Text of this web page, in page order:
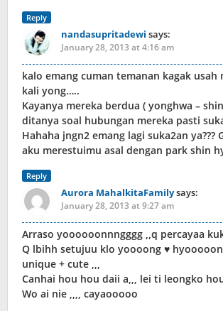
Reply
nandasupritadewi says:
January 28, 2013 at 4:16 am
kalo emang cuman temanan kagak usah
kali yong…..
Kayanya mereka berdua ( yonghwa –
ditanya soal hubungan mereka pasti
Hahaha jngn2 emang lagi suka2an ya???
aku merestuimu asal dengan park shin
Reply
Aurora MahalkitaFamilysays:
January 28, 2013 at 9:27 am
Arraso yoooooonnngggg ,,q percayaa
Q lbihh setujuu klo yoooong ♥
unique + cute ,,,
Canhai hou hou daii a,,, lei ti leongko
Wo ai nie ,,,, cayaooooo